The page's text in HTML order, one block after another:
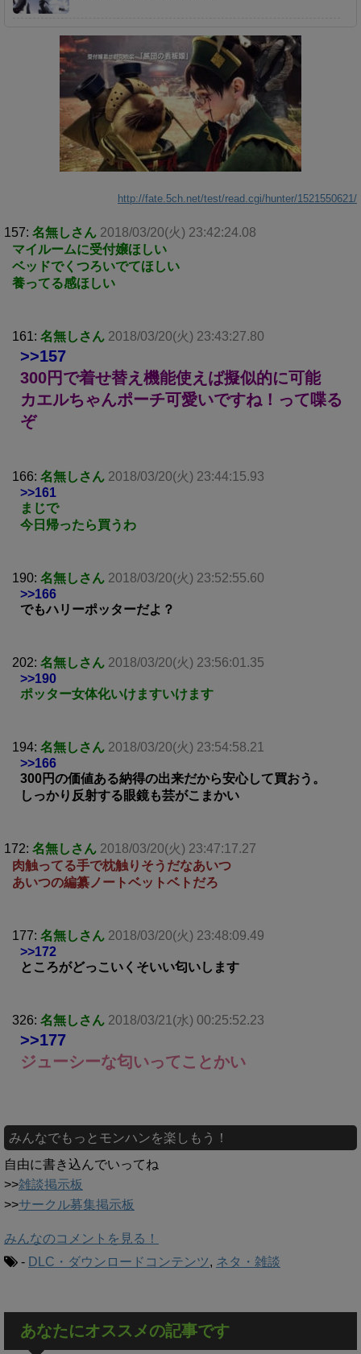
http://fate.5ch.net/test/read.cgi/hunter/1521550621/
157: 名無しさん 2018/03/20(火) 23:42:24.08
マイルームに受付嬢ほしい
ベッドでくつろいでてほしい
養ってる感ほしい
161: 名無しさん 2018/03/20(火) 23:43:27.80
>>157
300円で着せ替え機能使えば擬似的に可能
カエルちゃんポーチ可愛いですね！って喋る
ぞ
166: 名無しさん 2018/03/20(火) 23:44:15.93
>>161
まじで
今日帰ったら買うわ
190: 名無しさん 2018/03/20(火) 23:52:55.60
>>166
でもハリーポッターだよ？
202: 名無しさん 2018/03/20(火) 23:56:01.35
>>190
ポッター女体化いけますいけます
194: 名無しさん 2018/03/20(火) 23:54:58.21
>>166
300円の価値ある納得の出来だから安心して買おう。
しっかり反射する眼鏡も芸がこまかい
172: 名無しさん 2018/03/20(火) 23:47:17.27
肉触ってる手で枕触りそうだなあいつ
あいつの編纂ノートベットベトだろ
177: 名無しさん 2018/03/20(火) 23:48:09.49
>>172
ところがどっこいくそいい匂いします
326: 名無しさん 2018/03/21(水) 00:25:52.23
>>177
ジューシーな匂いってことかい
みんなでもっとモンハンを楽しもう！
自由に書き込んでいってね
>>雑談掲示板
>>サークル募集掲示板
みんなのコメントを見る！
- DLC・ダウンロードコンテンツ, ネタ・雑談
あなたにオススメの記事です